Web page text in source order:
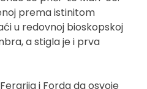
prema istinitom
u redovnoj bioskopskoj
a stigla je i prva
i Forda da osvoje